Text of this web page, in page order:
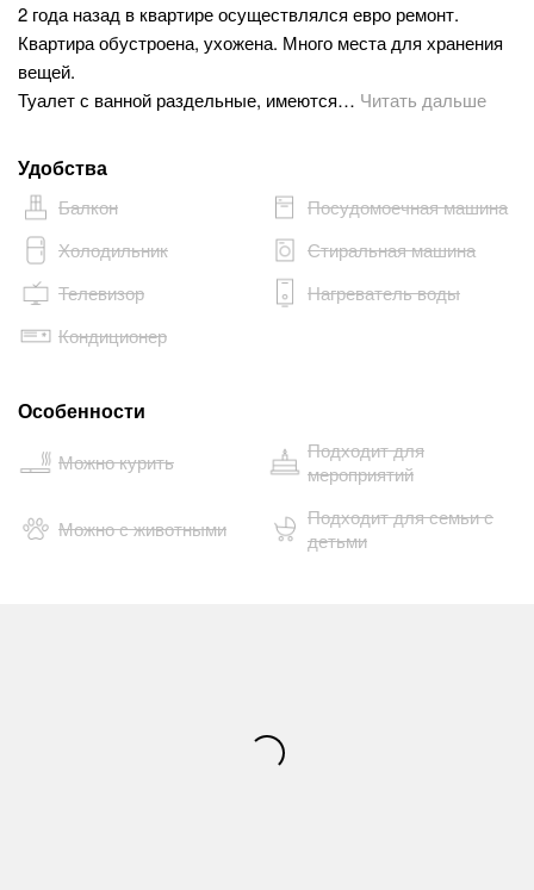
2 года назад в квартире осуществлялся евро ремонт.
Квартира обустроена, ухожена. Много места для хранения
вещей.
Туалет с ванной раздельные, имеются… Читать дальше
Удобства
Балкон
Посудомоечная машина
Холодильник
Стиральная машина
Телевизор
Нагреватель воды
Кондиционер
Особенности
Можно курить
Подходит для
мероприятий
Можно с животными
Подходит для семьи с
детьми